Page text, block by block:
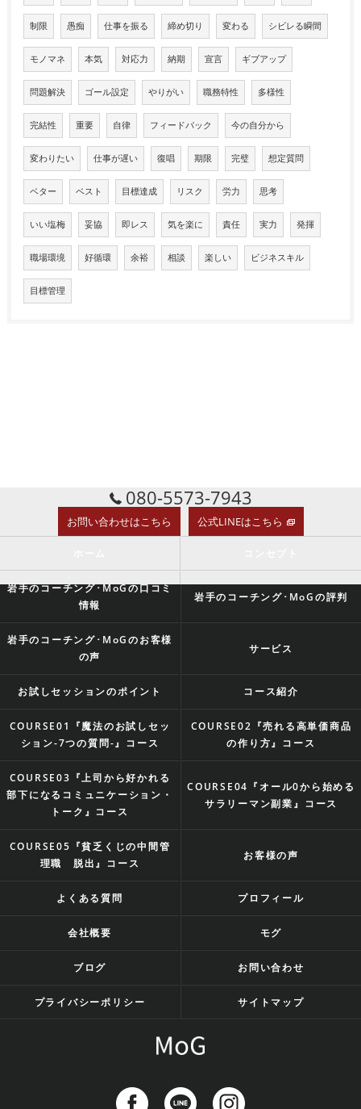
制限 愚痴 仕事を振る 締め切り 変わる シビレる瞬間
モノマネ 本気 対応力 納期 宣言 ギブアップ
問題解決 ゴール設定 やりがい 職務特性 多様性
完結性 重要 自律 フィードバック 今の自分から
変わりたい 仕事が遅い 復唱 期限 完璧 想定質問
ベター ベスト 目標達成 リスク 労力 思考
いい塩梅 妥協 即レス 気を楽に 責任 実力 発揮
職場環境 好循環 余裕 相談 楽しい ビジネスキル
目標管理
080-5573-7943
お問い合わせはこちら 公式LINEはこちら
岩手のコーチング･MoGの口コミ
情報
岩手のコーチング･MoGの評判
岩手のコーチング･MoGのお客様
の声
サービス
お試しセッションのポイント コース紹介
COURSE01『魔法のお試しセッ
ション-7つの質問-』コース
COURSE02『売れる高単価商品
の作り方』コース
COURSE03『上司から好かれる
部下になるコミュニケーション・
トーク』コース
COURSE04『オール0から始める
サラリーマン副業』コース
COURSE05『貧乏くじの中間管
理職 脱出』コース
お客様の声
よくある質問 プロフィール
会社概要 モグ
ブログ お問い合わせ
プライバシーポリシー サイトマップ